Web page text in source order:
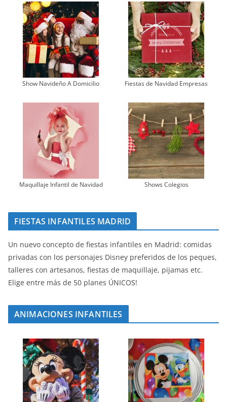
Show Navideño A Domicilio Fiestas de Navidad Empresas
Maquillaje Infantil de Navidad Shows Colegios
FIESTAS INFANTILES MADRID
Un nuevo concepto de fiestas infantiles en Madrid: comidas
privadas con los personajes Disney preferidos de los peques,
talleres con artesanos, fiestas de maquillaje, pijamas etc.
Elige entre más de 50 planes ÚNICOS!
ANIMACIONES INFANTILES